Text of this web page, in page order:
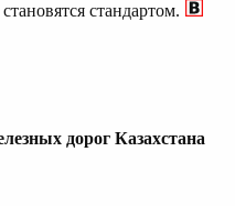
стандартом.
дорог Казахстана